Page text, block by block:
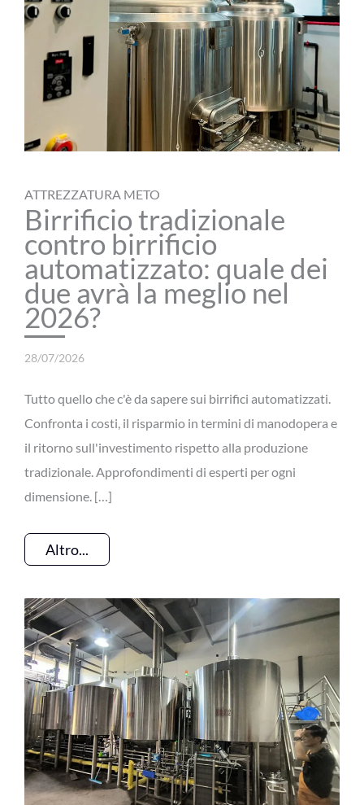
ATTREZZATURA METO
Birrificio tradizionale
contro birrificio
automatizzato: quale dei
due avrà la meglio nel
2026?
28/07/2026
Tutto quello che c'è da sapere sui birrifici automatizzati.
Confronta i costi, il risparmio in termini di manodopera e
il ritorno sull'investimento rispetto alla produzione
tradizionale. Approfondimenti di esperti per ogni
dimensione. […]
Altro...